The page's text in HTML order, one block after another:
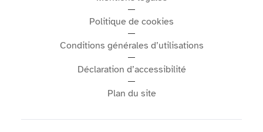
Politique de cookies
Conditions générales d’utilisations
Déclaration d’accessibilité
Plan du site